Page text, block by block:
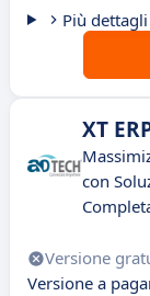
Più dettagli
XT
con
Versione
Versione a